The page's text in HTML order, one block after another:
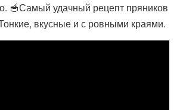
🥣Самый удачный рецепт пряников
вкусные и с ровными краями.